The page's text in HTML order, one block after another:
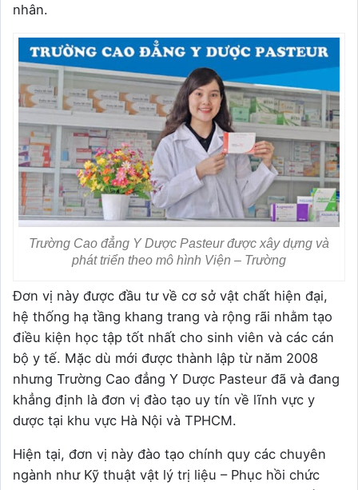
nhân.
Trường Cao đẳng Y Dược Pasteur được xây dựng và
phát triển theo mô hình Viện – Trường
Đơn vị này được đầu tư về cơ sở vật chất hiện đại,
hệ thống hạ tầng khang trang và rộng rãi nhằm tạo
điều kiện học tập tốt nhất cho sinh viên và các cán
bộ y tế. Mặc dù mới được thành lập từ năm 2008
nhưng Trường Cao đẳng Y Dược Pasteur đã và đang
khẳng định là đơn vị đào tạo uy tín về lĩnh vực y
dược tại khu vực Hà Nội và TPHCM.
Hiện tại, đơn vị này đào tạo chính quy các chuyên
ngành như Kỹ thuật vật lý trị liệu – Phục hồi chức